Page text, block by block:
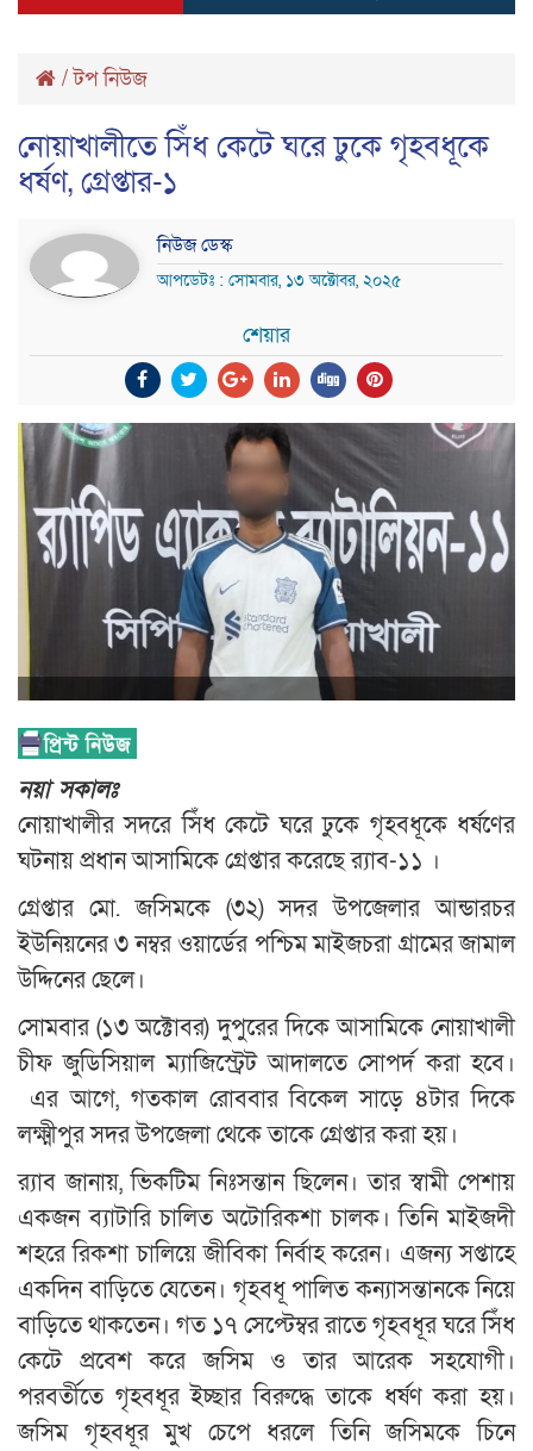
/টপ নিউজ
নোয়াখালীতে সিঁধ কেটে ঘরে ঢুকে গৃহবধূকে
ধর্ষণ, গ্রেপ্তার-১
নিউজ ডেস্ক
আপডেটঃ : সোমবার, ১৩ অক্টোবর, ২০২৫
শেয়ার
নয়া সকালঃ
নোয়াখালীর সদরে সিঁধ কেটে ঘরে ঢুকে গৃহবধূকে ধর্ষণের
ঘটনায় প্রধান আসামিকে গ্রেপ্তার করেছে র‍্যাব-১১ ।
গ্রেপ্তার মো. জসিমকে (৩২) সদর উপজেলার আন্ডারচর
ইউনিয়নের ৩ নম্বর ওয়ার্ডের পশ্চিম মাইজচরা গ্রামের জামাল
উদ্দিনের ছেলে।
সোমবার (১৩ অক্টোবর) দুপুরের দিকে আসামিকে নোয়াখালী
চীফ জুডিসিয়াল ম্যাজিস্ট্রেট আদালতে সোপর্দ করা হবে।
এর আগে, গতকাল রোববার বিকেল সাড়ে ৪টার দিকে
লক্ষ্মীপুর সদর উপজেলা থেকে তাকে গ্রেপ্তার করা হয়।
র‍্যাব জানায়, ভিকটিম নিঃসন্তান ছিলেন। তার স্বামী পেশায়
একজন ব্যাটারি চালিত অটোরিকশা চালক। তিনি মাইজদী
শহরে রিকশা চালিয়ে জীবিকা নির্বাহ করেন। এজন্য সপ্তাহে
একদিন বাড়িতে যেতেন। গৃহবধূ পালিত কন্যাসন্তানকে নিয়ে
বাড়িতে থাকতেন। গত ১৭ সেপ্টেম্বর রাতে গৃহবধূর ঘরে সিঁধ
কেটে প্রবেশ করে জসিম ও তার আরেক সহযোগী।
পরবর্তীতে গৃহবধূর ইচ্ছার বিরুদ্ধে তাকে ধর্ষণ করা হয়।
জসিম গৃহবধূর মুখ চেপে ধরলে তিনি জসিমকে চিনে